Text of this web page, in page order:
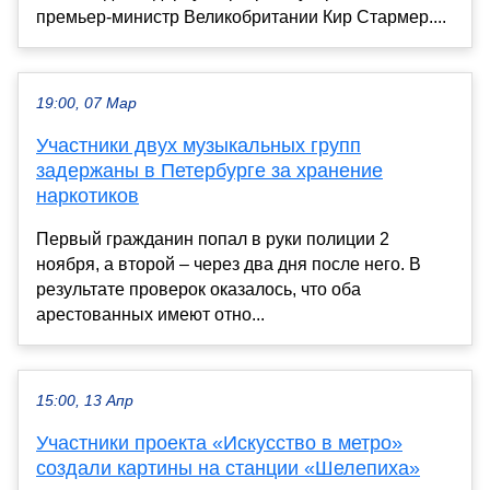
премьер-министр Великобритании Кир Стармер....
19:00, 07 Мар
Участники двух музыкальных групп
задержаны в Петербурге за хранение
наркотиков
Первый гражданин попал в руки полиции 2
ноября, а второй – через два дня после него. В
результате проверок оказалось, что оба
арестованных имеют отно...
15:00, 13 Апр
Участники проекта «Искусство в метро»
создали картины на станции «Шелепиха»